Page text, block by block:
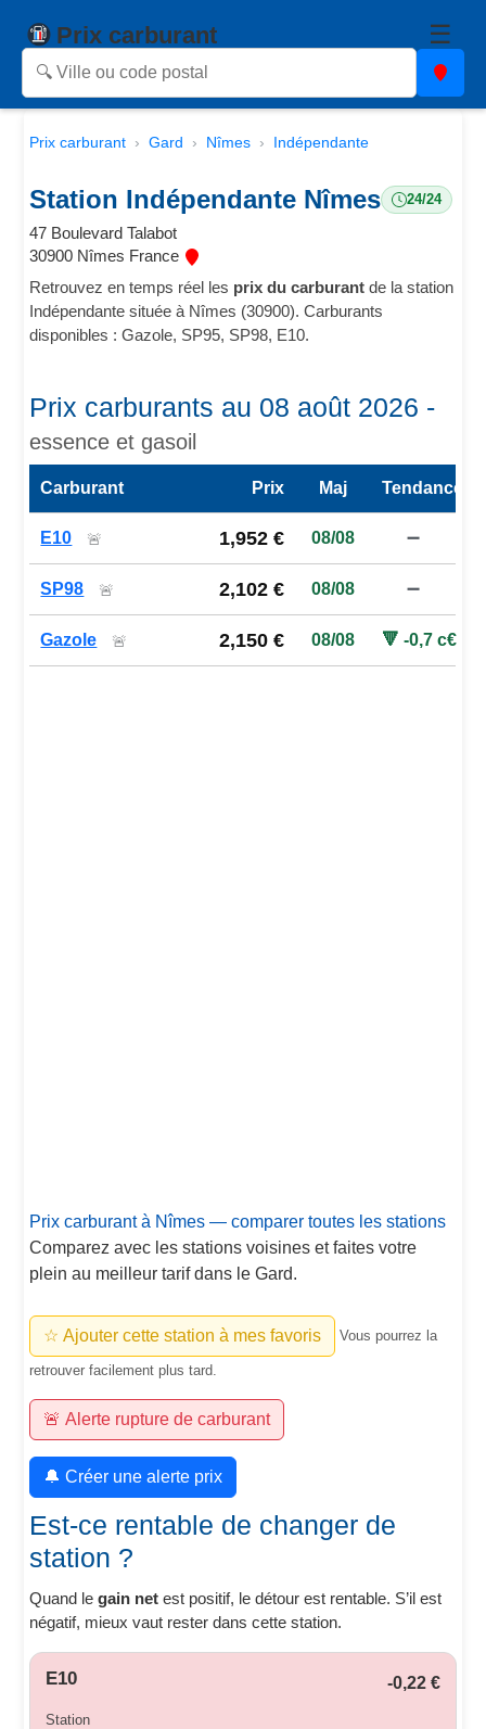
Prix carburant ☰
Prix carburant Gard Nîmes Indépendante
Station Indépendante Nîmes 24/24
47 Boulevard Talabot
30900 Nîmes France
Retrouvez en temps réel les prix du carburant de la station
Indépendante située à Nîmes (30900). Carburants
disponibles : Gazole, SP95, SP98, E10.
Prix carburants au 08 août 2026 -
essence et gasoil
Carburant Prix Maj Tendance
E10 🚨 1,952 € 08/08 ➖
SP98 🚨 2,102 € 08/08 ➖
Gazole 🚨 2,150 € 08/08 🔻 -0,7 c€
Prix carburant à Nîmes — comparer toutes les stations
Comparez avec les stations voisines et faites votre
plein au meilleur tarif dans le Gard.
☆ Ajouter cette station à mes favoris Vous pourrez la
retrouver facilement plus tard.
🚨 Alerte rupture de carburant
🔔 Créer une alerte prix
Est-ce rentable de changer de
station ?
Quand legain net est positif, le détour est rentable. S’il est
négatif, mieux vaut rester dans cette station.
E10 -0,22 €
Station